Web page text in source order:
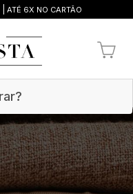
ATÉ 6X NO CARTÃO